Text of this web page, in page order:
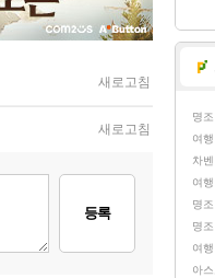
새로고침
새로고침
등록
명조
여행
차벤
여행
명조
명조
여행
아